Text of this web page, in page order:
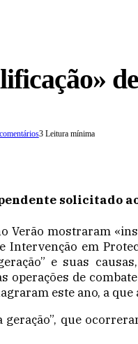
3 Leitura mínima
solicitado
mostraram
Intervenção em
e suas
operações de
este ano, a que
geração”, que